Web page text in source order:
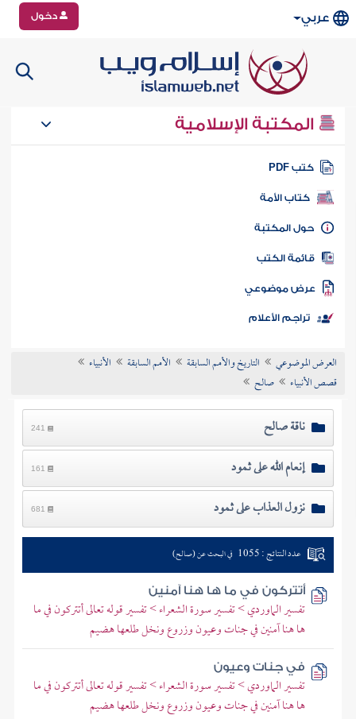
عربي دخول
المكتبة الإسلامية
كتب PDF
كتاب الأمة
المكتبة
الكتب
موضوعي
تراجم الأعلام
العرض الموضوعي التاريخ والأمم السابقة الأمم السابقة
الأنبياء
قصص الأنبياء
صالح
ناقة صالح 241
إنعام الله على ثمود 161
نزول العذاب على ثمود 681
عدد النتائج : 1055 في البحث عن (صالح)
أتتركون في ما ها هنا آمنين
تفسير الماوردي > تفسير سورة الشعراء > تفسير قوله تعالى أتتركون في ما
ها هنا آمنين في جنات وعيون وزروع ونخل طلعها هضيم
في جنات وعيون
تفسير الماوردي > تفسير سورة الشعراء > تفسير قوله تعالى أتتركون في ما
ها هنا آمنين في جنات وعيون وزروع ونخل طلعها هضيم